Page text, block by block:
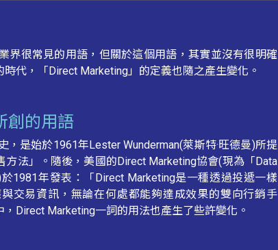
界很常見的用語，但關於這個用語，其實並沒有很明確
代，「Direct Marketing」的定義也隨之產生變化。
創的用語
是始於1961年Lester Wunderman(萊斯特·旺德曼)所提
法」。隨後，美國的Direct Marketing協會(現為「Data
1981年發表：「Direct Marketing是一種透過投遞一樣
交易資訊，無論在何處都能夠達成效果的雙向行銷手
Direct Marketing一詞的用法也產生了些許變化。